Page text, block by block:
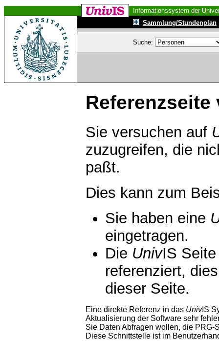
Informationssystem der
Sammlung/Stundenplan
Suche:
Referenzseite
Sie versuchen auf
zuzugreifen, die
paßt.
Dies kann zum
Sie haben eine
eingetragen.
Die UnivIS
referenziert,
dieser Seite.
Eine direkte Referenz in das UnivIS
Aktualisierung der Software sehr
Sie Daten Abfragen wollen, die PRG-
Diese Schnittstelle ist im